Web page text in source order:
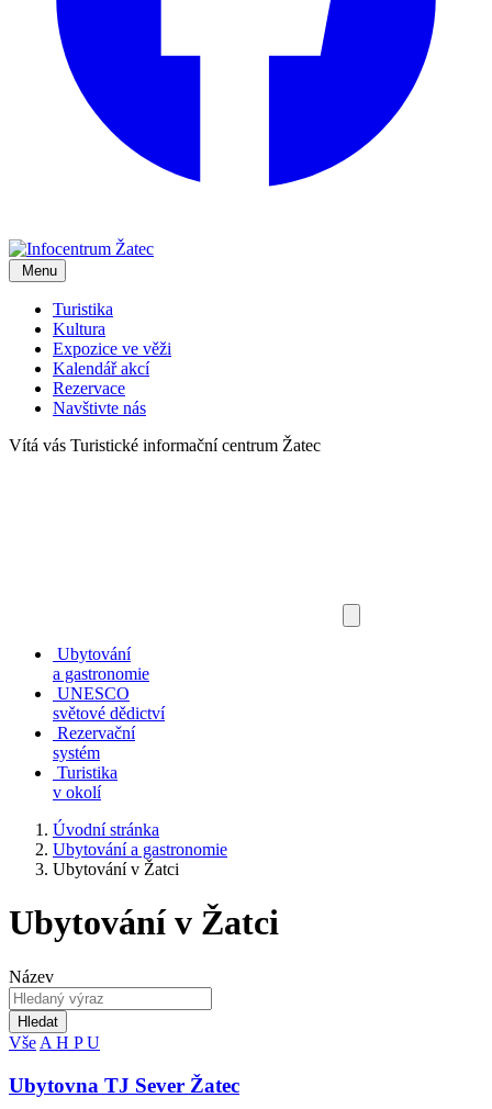
Menu
Turistika
Kultura
Expozice ve věži
Kalendář akcí
Rezervace
Navštivte nás
Vítá vás Turistické informační centrum Žatec
Ubytování
a gastronomie
UNESCO
světové dědictví
Rezervační
systém
Turistika
v okolí
Úvodní stránka
Ubytování a gastronomie
Ubytování v Žatci
Ubytování v Žatci
Název
Hledat
Vše A H PU
Ubytovna TJ Sever Žatec